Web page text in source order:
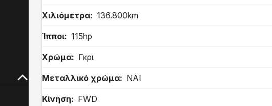
Χιλιόμετρα 136.800km
Ίπποι 115hp
Χρώμα Γκρι
Μεταλλικό χρώμα ΝΑΙ
Κίνηση FWD